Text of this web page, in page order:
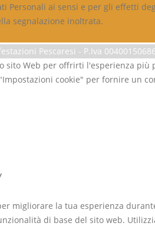
Personali ai sensi e per gli effetti
segnalazione inoltrata.
Pescaresi - P.Iva
sito Web per offrirti l'esperienza
cookie" per fornire un
migliorare la tua esperienza
di base del sito web.